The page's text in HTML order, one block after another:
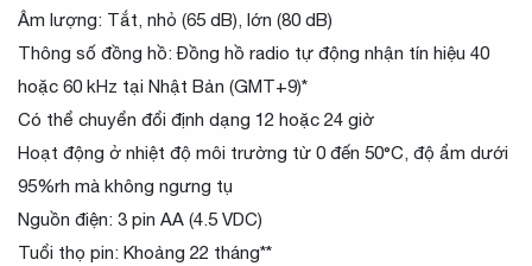
Âm lượng: Tắt, nhỏ (65 dB), lớn (80 dB)
Thông số đồng hồ: Đồng hồ radio tự động nhận tín hiệu 40
hoặc 60 kHz tại Nhật Bản (GMT+9)*
Có thể chuyển đổi định dạng 12 hoặc 24 giờ
Hoạt động ở nhiệt độ môi trường từ 0 đến 50°C, độ ẩm dưới
95%rh mà không ngưng tụ
Nguồn điện: 3 pin AA (4.5 VDC)
Tuổi thọ pin: Khoảng 22 tháng**